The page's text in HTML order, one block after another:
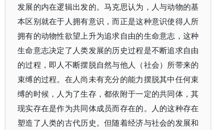
发展的内在逻辑出发的。马克思认为，人与动物的基
本区别就在于人拥有意识，而正是这种意识使得人所
拥有的动物性欲望上升为追求自由的生命意志，这种
生命意志决定了人类发展的历史过程是不断追求自由
的过程，即人不断摆脱自然与他人（社会）所带来的
束缚的过程。在人尚未有充分的能力摆脱其中任何束
缚的时候，人为了生存，都依附于一定的共同体，其
现实存在是作为共同体成员而存在的。人的这种存在
塑造了人类的古代历史。但随着经济与社会的发展和